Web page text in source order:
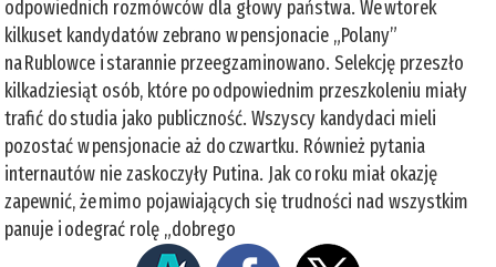
odpowiednich rozmówców dla głowy państwa. We wtorek
kilkuset kandydatów zebrano w pensjonacie „Polany”
na Rublowce i starannie przeegzaminowano. Selekcję przeszło
kilkadziesiąt osób, które po odpowiednim przeszkoleniu miały
trafić do studia jako publiczność. Wszyscy kandydaci mieli
pozostać w pensjonacie aż do czwartku. Również pytania
internautów nie zaskoczyły Putina. Jak co roku miał okazję
zapewnić, że mimo pojawiających się trudności nad wszystkim
panuje i odegrać rolę „dobrego